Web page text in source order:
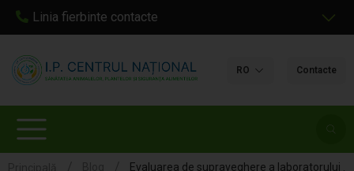
Linia fierbinte contacte
RO Contacte